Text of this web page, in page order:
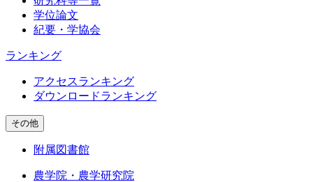
学位論文
紀要・学協会
ランキング
アクセスランキング
ダウンロードランキング
その他
附属図書館
農学院・農学研究院